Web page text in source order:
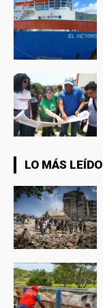
LO MÁS LEÍDO